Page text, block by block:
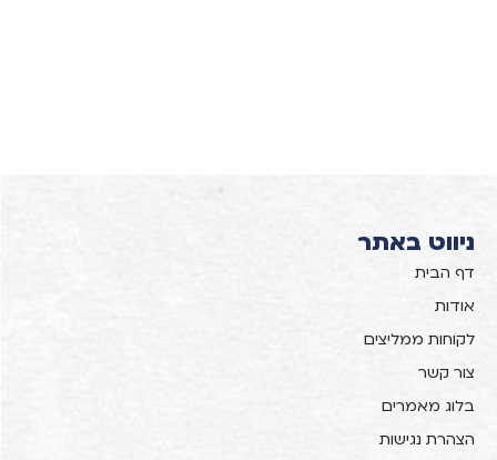
ניווט באתר
דף הבית
אודות
לקוחות ממליצים
צור קשר
בלוג מאמרים
הצהרת נגישות